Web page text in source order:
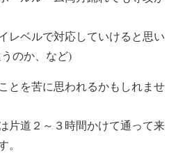
レベルで対応していけると思い
のか、など)
とを苦に思われるかもしれませ
片道２～３時間かけて通って来